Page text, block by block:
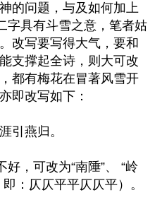
的问题，与及如何加上
字具有斗雪之意，笔者姑
改写要写得大气，要和
支撑起全诗，则大可改
都有梅花在冒著风雪开
即改写如下：
引燕归。
好，可改为“南陲”、 “岭
：仄仄平平仄仄平）。